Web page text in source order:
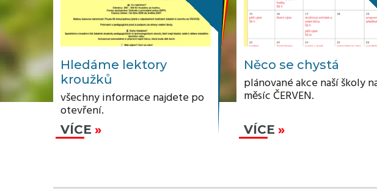
Hledáme lektory
kroužků
všechny informace najdete po
otevření.
VÍCE
Něco se chystá
plánované akce naší školy
měsíc ČERVEN.
VÍCE